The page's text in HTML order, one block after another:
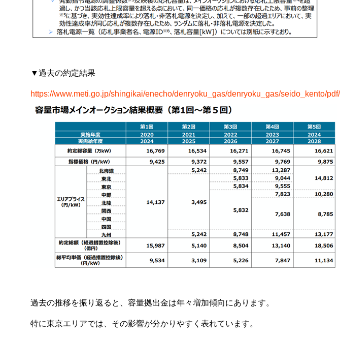
▼過去の約定結果
https://www.meti.go.jp/shingikai/enecho/denryoku_gas/denryoku_gas/seido_kento/
過去の推移を振り返ると、容量拠出金は年々増加傾向にあります。
特に東京エリアでは、その影響が分かりやすく表れています。